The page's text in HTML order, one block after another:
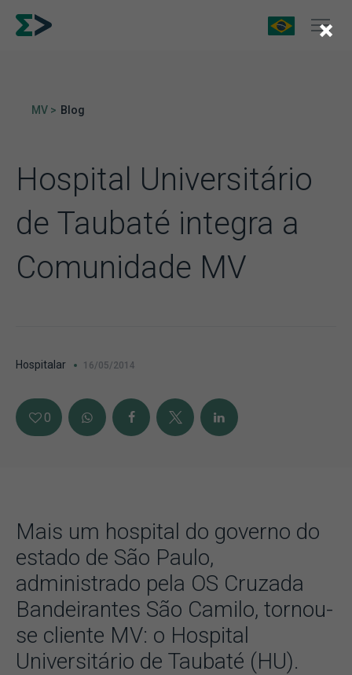
×
MV > Blog
Hospital Universitário
de Taubaté integra a
Comunidade MV
Hospitalar 16/05/2014
0
Mais um hospital do governo do
estado de São Paulo,
administrado pela OS Cruzada
Bandeirantes São Camilo, tornou-
se cliente MV: o Hospital
Universitário de Taubaté (HU).